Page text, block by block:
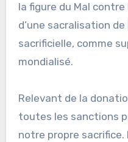
la figure du Mal
d’une sacralisation
sacrificielle, comme
mondialisé.
Relevant de la
toutes les sanctions
notre propre